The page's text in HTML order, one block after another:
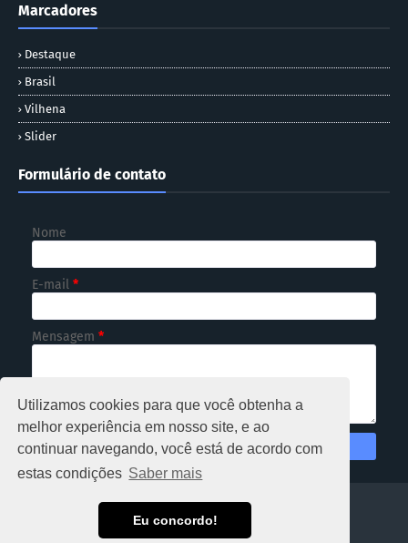
Utilizamos cookies para que você obtenha a
melhor experiência em nosso site, e ao
continuar navegando, você está de acordo com
estas condições Saber mais
Eu concordo!
Marcadores
Destaque
Brasil
Vilhena
Slider
Formulário de contato
Nome
E-mail *
Mensagem *